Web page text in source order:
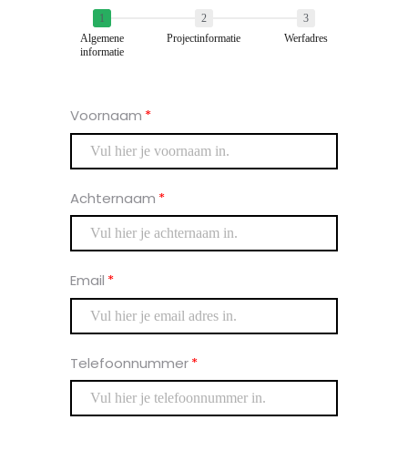
1
Algemene
informatie
2
Projectinformatie
3
Werfadres
Voornaam
Achternaam
Email
Telefoonnummer